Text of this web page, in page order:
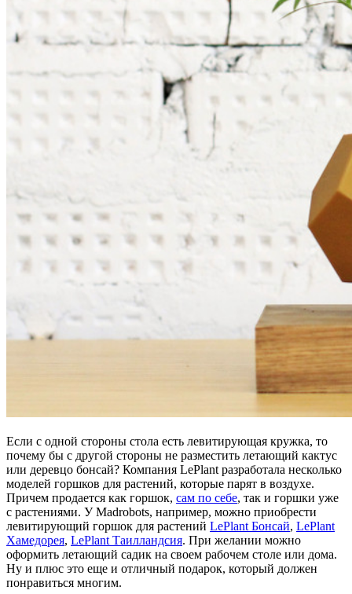
Если с одной стороны стола есть левитирующая кружка, то
почему бы с другой стороны не разместить летающий кактус
или деревцо бонсай? Компания LePlant разработала несколько
моделей горшков для растений, которые парят в воздухе.
Причем продается как горшок, сам по себе, так и горшки уже
с растениями. У Madrobots, например, можно приобрести
левитирующий горшок для растений LePlant Бонсай, LePlant
Хамедорея, LePlant Таилландсия. При желании можно
оформить летающий садик на своем рабочем столе или дома.
Ну и плюс это еще и отличный подарок, который должен
понравиться многим.